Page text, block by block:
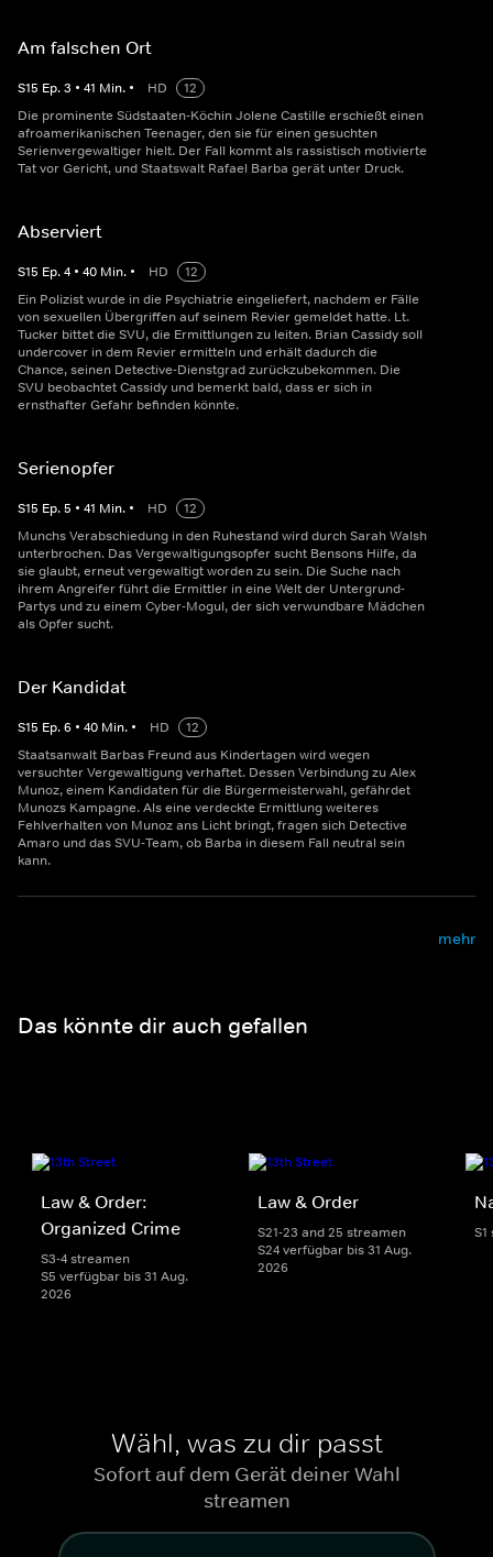
Am falschen Ort
S15 Ep.3 • 41 Min. • HD
12
Die prominente Südstaaten-Köchin Jolene Castille erschießt einen
afroamerikanischen Teenager, den sie für einen gesuchten
Serienvergewaltiger hielt. Der Fall kommt als rassistisch motivierte
Tat vor Gericht, und Staatswalt Rafael Barba gerät unter Druck.
Abserviert
S15 Ep.4 • 40 Min. • HD
12
Ein Polizist wurde in die Psychiatrie eingeliefert, nachdem er Fälle
von sexuellen Übergriffen auf seinem Revier gemeldet hatte. Lt.
Tucker bittet die SVU, die Ermittlungen zu leiten. Brian Cassidy soll
undercover in dem Revier ermitteln und erhält dadurch die
Chance, seinen Detective-Dienstgrad zurückzubekommen. Die
SVU beobachtet Cassidy und bemerkt bald, dass er sich in
ernsthafter Gefahr befinden könnte.
Serienopfer
S15 Ep.5 • 41 Min. • HD
12
Munchs Verabschiedung in den Ruhestand wird durch Sarah Walsh
unterbrochen. Das Vergewaltigungsopfer sucht Bensons Hilfe, da
sie glaubt, erneut vergewaltigt worden zu sein. Die Suche nach
ihrem Angreifer führt die Ermittler in eine Welt der Untergrund-
Partys und zu einem Cyber-Mogul, der sich verwundbare Mädchen
als Opfer sucht.
Der Kandidat
S15 Ep.6 • 40 Min. • HD
12
Staatsanwalt Barbas Freund aus Kindertagen wird wegen
versuchter Vergewaltigung verhaftet. Dessen Verbindung zu Alex
Munoz, einem Kandidaten für die Bürgermeisterwahl, gefährdet
Munozs Kampagne. Als eine verdeckte Ermittlung weiteres
Fehlverhalten von Munoz ans Licht bringt, fragen sich Detective
Amaro und das SVU-Team, ob Barba in diesem Fall neutral sein
kann.
mehr
Das könnte dir auch gefallen
Law & Order:
Organized Crime
S3-4 streamen
S5 verfügbar bis 31 Aug.
2026
Law & Order
S21-23 and 25 streamen
S24 verfügbar bis 31 Aug.
2026
Wähl, was zu dir passt
Sofort auf dem Gerät deiner Wahl
streamen